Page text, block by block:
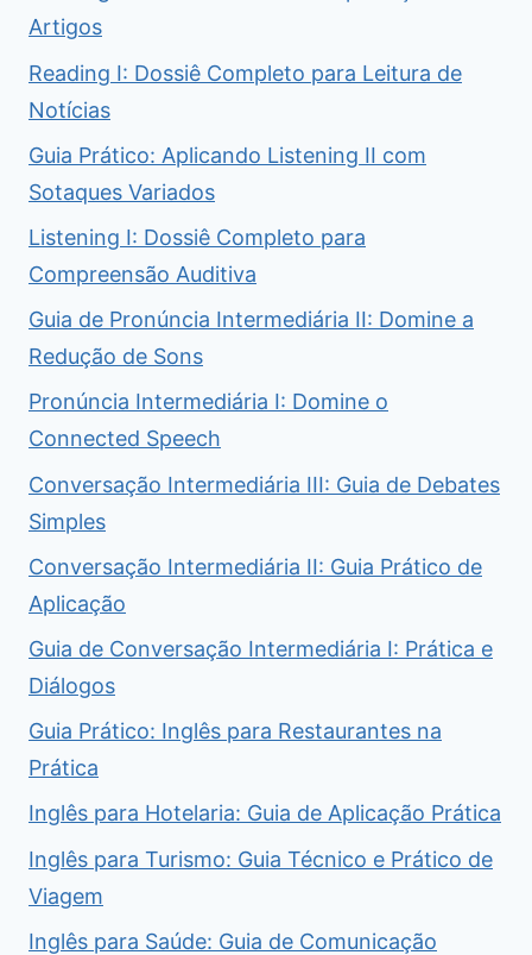
Artigos
Reading I: Dossiê Completo para Leitura de
Notícias
Guia Prático: Aplicando Listening II com
Sotaques Variados
Listening I: Dossiê Completo para
Compreensão Auditiva
Guia de Pronúncia Intermediária II: Domine a
Redução de Sons
Pronúncia Intermediária I: Domine o
Connected Speech
Conversação Intermediária III: Guia de Debates
Simples
Conversação Intermediária II: Guia Prático de
Aplicação
Guia de Conversação Intermediária I: Prática e
Diálogos
Guia Prático: Inglês para Restaurantes na
Prática
Inglês para Hotelaria: Guia de Aplicação Prática
Inglês para Turismo: Guia Técnico e Prático de
Viagem
Inglês para Saúde: Guia de Comunicação